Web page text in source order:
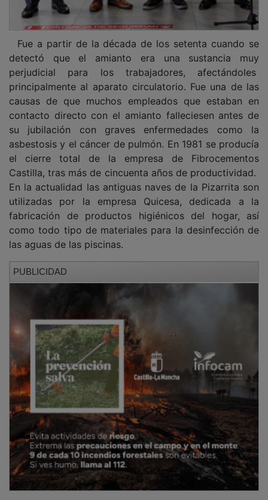
PUBLICIDAD
NOTICIAS RELACIONADAS
Una persona que dejó huella en el deporte y
en la cultura de Guadalajara: José Luis Osés